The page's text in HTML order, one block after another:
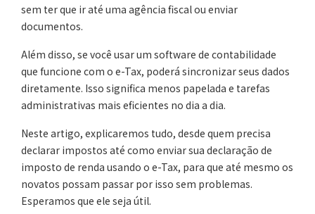
sem ter que ir até uma agência fiscal ou enviar
documentos.
Além disso, se você usar um software de contabilidade
que funcione com o e-Tax, poderá sincronizar seus dados
diretamente. Isso significa menos papelada e tarefas
administrativas mais eficientes no dia a dia.
Neste artigo, explicaremos tudo, desde quem precisa
declarar impostos até como enviar sua declaração de
imposto de renda usando o e-Tax, para que até mesmo os
novatos possam passar por isso sem problemas.
Esperamos que ele seja útil.